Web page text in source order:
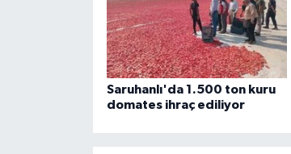
Saruhanlı'da 1.500 ton kuru
domates ihraç ediliyor